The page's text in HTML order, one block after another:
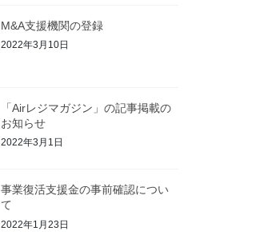
M&A支援機関の登録
2022年3月10日
「Airレジマガジン」の記事掲載の
お知らせ
2022年3月1日
事業復活支援金の事前確認につい
て
2022年1月23日